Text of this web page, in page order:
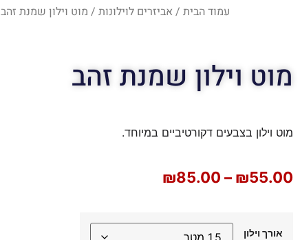
עמוד הבית / אביזרים לוילונות / מוט וילון שמנת זהב
מוט וילון שמנת זהב
מוט וילון בצבעים דקורטיביים במיוחד.
₪55.00
–
₪85.00
אורך וילון